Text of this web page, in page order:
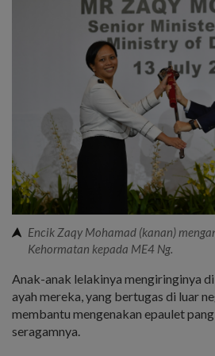
Encik Zaqy Mohamad (kanan)
Kehormatan kepada ME4 Ng.
Anak-anak lelakinya mengiringinya
ayah mereka, yang bertugas di luar
membantu mengenakan epaulet
seragamnya.